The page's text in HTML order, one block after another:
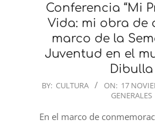
Conferencia “Mi
Vida: mi obra de
marco de la
Juventud en el
Dibulla
2023-
17
BY: CULTURA ON: 17
GENERALES
En el marco de